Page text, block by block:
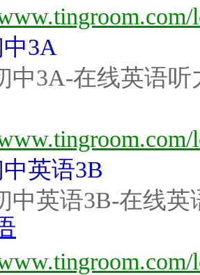
3A
中3A-在线英语听
英语3B
中英语3B-在线英